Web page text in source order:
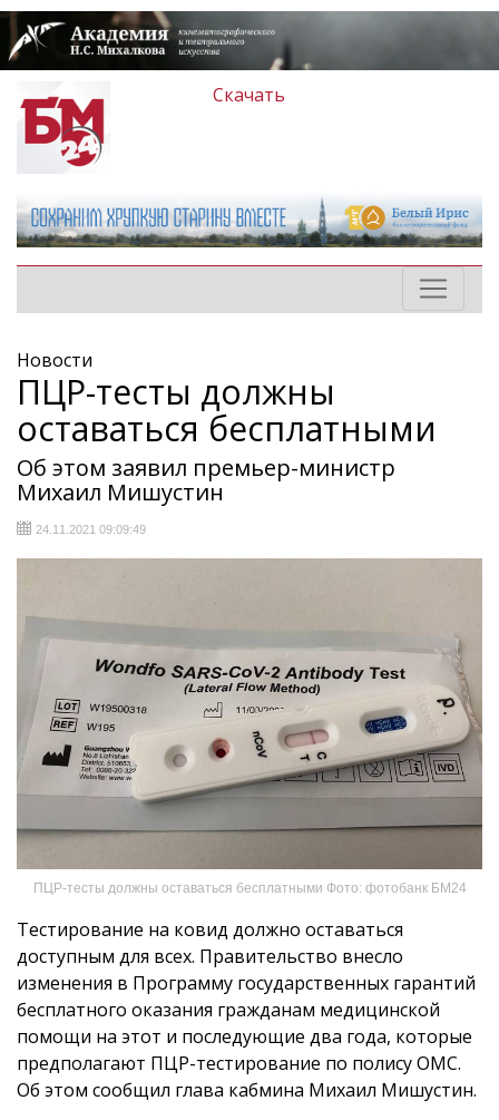
Скачать
Новости
ПЦР-тесты должны
оставаться бесплатными
Об этом заявил премьер-министр
Михаил Мишустин
24.11.2021 09:09:49
ПЦР-тесты должны оставаться бесплатными Фото: фотобанк БМ24
Тестирование на ковид должно оставаться
доступным для всех. Правительство внесло
изменения в Программу государственных гарантий
бесплатного оказания гражданам медицинской
помощи на этот и последующие два года, которые
предполагают ПЦР-тестирование по полису ОМС.
Об этом сообщил глава кабмина Михаил Мишустин.